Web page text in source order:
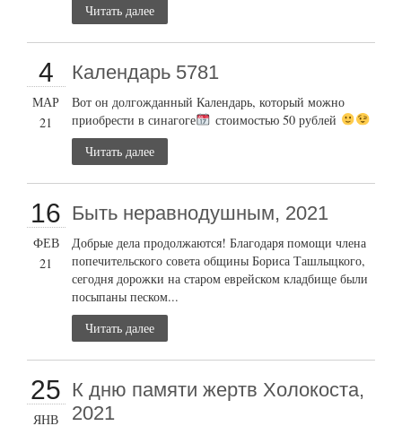
Читать далее
4
МАР
21
Календарь 5781
Вот он долгожданный Календарь, который можно
приобрести в синагоге
стоимостью 50 рублей
Читать далее
16
ФЕВ
21
Быть неравнодушным, 2021
Добрые дела продолжаются! Благодаря помощи члена
попечительского совета общины Бориса Ташлыцкого,
сегодня дорожки на старом еврейском кладбище были
посыпаны песком...
Читать далее
25
ЯНВ
К дню памяти жертв Холокоста,
2021